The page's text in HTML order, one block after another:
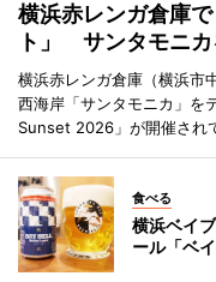
横浜赤レンガ倉庫
ト」 サンタモニ
横浜赤レンガ倉庫（横浜市
西海岸「サンタモニカ」を
Sunset 2026」が開催され
食べる
横浜ベイ
ール「ベイ